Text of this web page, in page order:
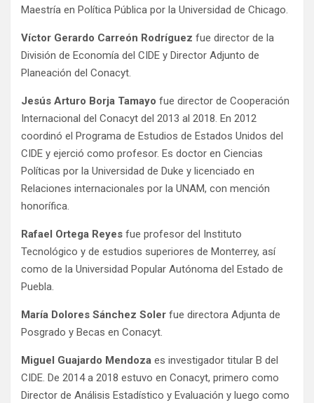
Maestría en Política Pública por la Universidad de Chicago.
Víctor Gerardo Carreón Rodríguez fue director de la
División de Economía del CIDE y Director Adjunto de
Planeación del Conacyt.
Jesús Arturo Borja Tamayo fue director de Cooperación
Internacional del Conacyt del 2013 al 2018. En 2012
coordinó el Programa de Estudios de Estados Unidos del
CIDE y ejerció como profesor. Es doctor en Ciencias
Políticas por la Universidad de Duke y licenciado en
Relaciones internacionales por la UNAM, con mención
honorífica.
Rafael Ortega Reyes fue profesor del Instituto
Tecnológico y de estudios superiores de Monterrey, así
como de la Universidad Popular Autónoma del Estado de
Puebla.
María Dolores Sánchez Soler fue directora Adjunta de
Posgrado y Becas en Conacyt.
Miguel Guajardo Mendoza es investigador titular B del
CIDE. De 2014 a 2018 estuvo en Conacyt, primero como
Director de Análisis Estadístico y Evaluación y luego como